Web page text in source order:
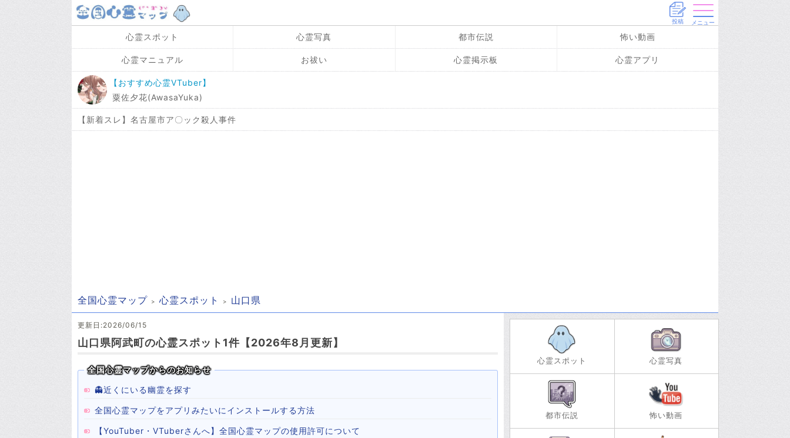
投稿 メニュー
心霊スポット 心霊写真 都市伝説 怖い動画
心霊マニュアル お祓い 心霊掲示板 心霊アプリ
【おすすめ心霊VTuber】
粟佐夕花(AwasaYuka)
【新着スレ】名古屋市ア〇ック殺人事件
全国心霊マップ 心霊スポット 山口県
更新日:2026/06/15
山口県阿武町の心霊スポット1件【2026年8月更新】
全国心霊マップからのお知らせ
👻近くにいる幽霊を探す
全国心霊マップをアプリみたいにインストールする方法
【YouTuber・VTuberさんへ】全国心霊マップの使用許可について
心霊スポット 心霊写真
都市伝説 怖い動画